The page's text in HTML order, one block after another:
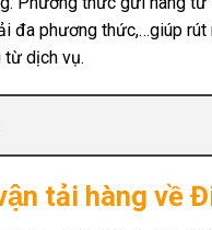
đa phương thức,…giúp rút
từ dịch vụ.
tải hàng về